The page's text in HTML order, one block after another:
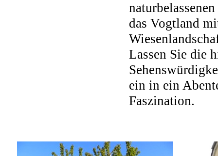
das Vogtland
Lassen Sie die
ein in ein
Faszination.